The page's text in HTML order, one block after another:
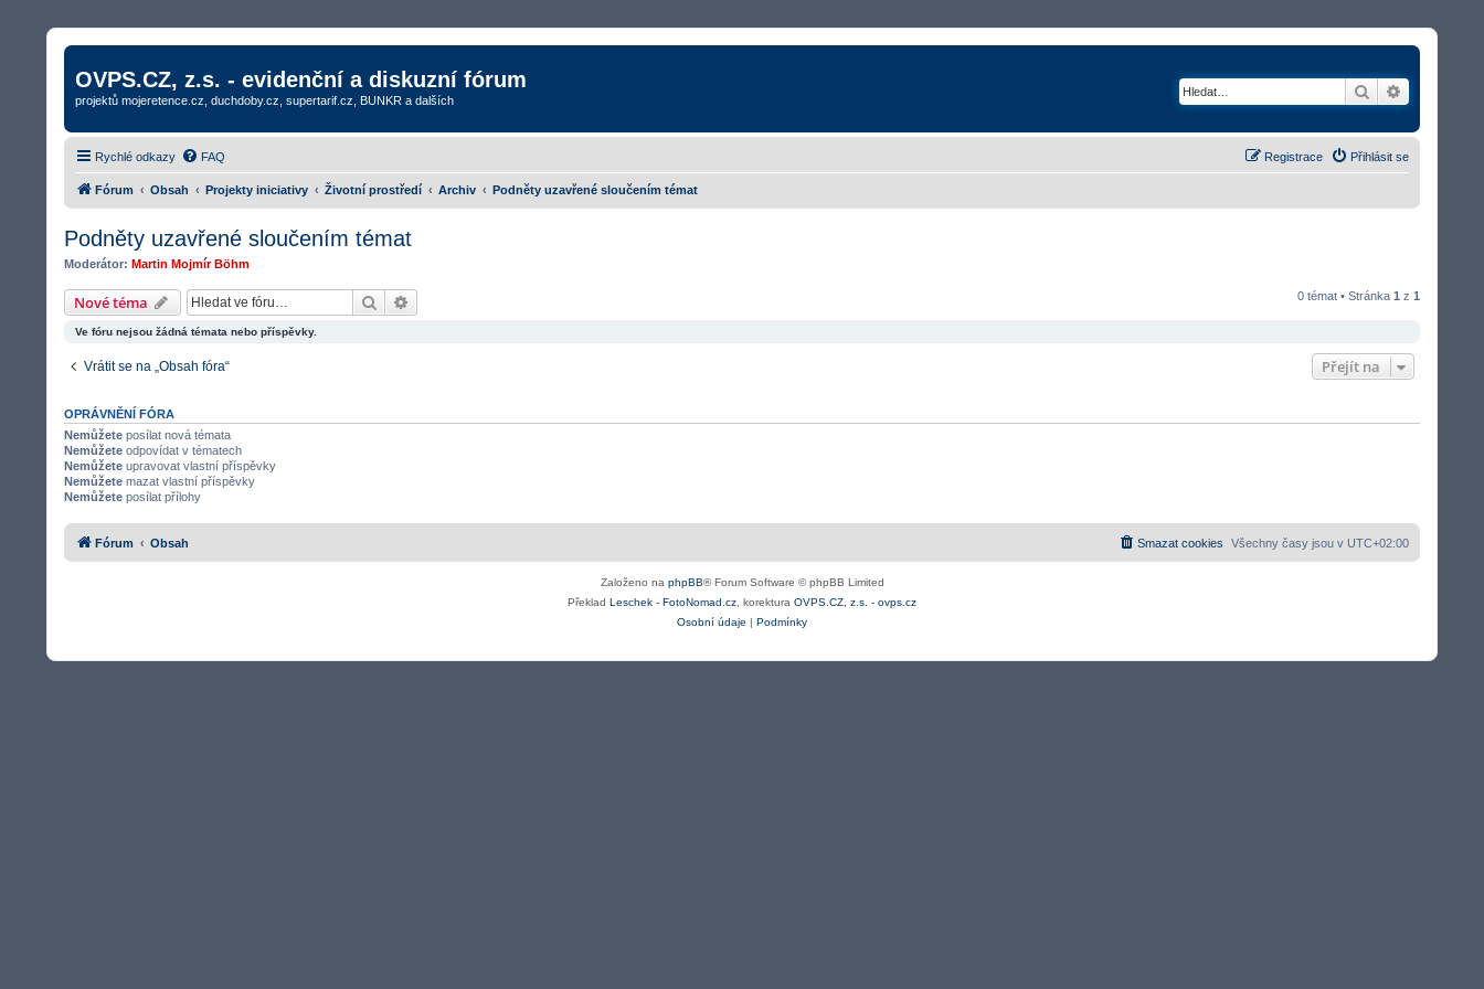
OVPS.CZ, z.s. - evidenční a diskuzní fórum
projektů mojeretence.cz, duchdoby.cz, supertarif.cz, BUNKR a dalších Hledat
Rychlé odkazy FAQ Přihlásit se
Registrace
Fórum Obsah Projekty iniciativy Životní prostředí Archiv Podněty uzavřené sloučením témat
Podněty uzavřené sloučením témat
Moderátor: Martin Mojmír Böhm
Nové téma Hledat 0 témat • Stránka 1 z 1
Ve fóru nejsou žádná témata nebo příspěvky.
Vrátit se na „Obsah fóra“ Přejít na
OPRÁVNĚNÍ FÓRA
Nemůžete posílat nová témata
Nemůžete odpovídat v tématech
Nemůžete upravovat vlastní příspěvky
Nemůžete mazat vlastní příspěvky
Nemůžete posílat přílohy
Fórum Obsah Všechny časy jsou v UTC+02:00
Smazat cookies
Založeno na phpBB® Forum Software © phpBB Limited
Překlad Leschek - FotoNomad.cz , korektura OVPS.CZ, z.s. - ovps.cz
Osobní údaje | Podmínky